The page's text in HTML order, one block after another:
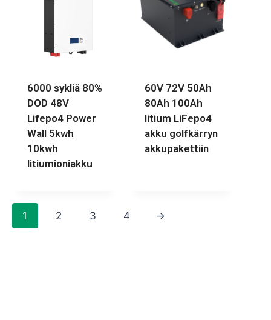
6000 sykliä 80%
DOD 48V
Lifepo4 Power
Wall 5kwh
10kwh
litiumioniakku
60V 72V 50Ah
80Ah 100Ah
litium LiFepo4
akku golfkärryn
akkupakettiin
1 2 3 4 →